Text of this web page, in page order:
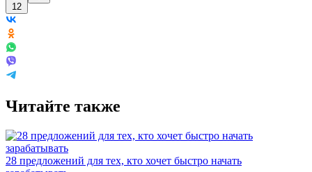
12
Читайте также
28 предложений для тех, кто хочет быстро начать